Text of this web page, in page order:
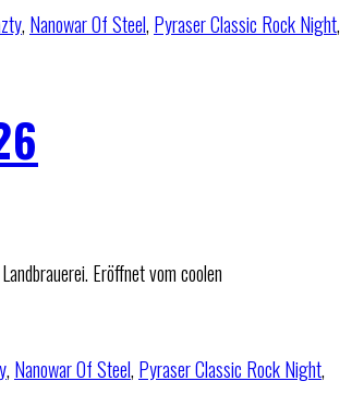
, Nanowar Of Steel, Pyraser Classic Rock Night,
Eröffnet vom coolen
, Nanowar Of Steel, Pyraser Classic Rock Night,